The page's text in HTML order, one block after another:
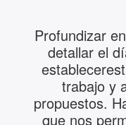
Profundizar
detallar el
trabajo y
propuestos.
que nos